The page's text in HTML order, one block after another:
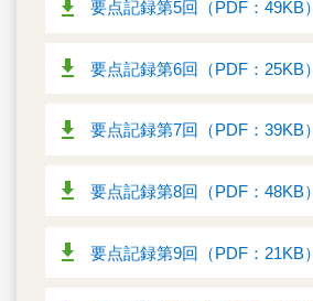
要点記録第5回（PDF：49KB）
要点記録第6回（PDF：25KB）
要点記録第7回（PDF：39KB）
要点記録第8回（PDF：48KB）
要点記録第9回（PDF：21KB）